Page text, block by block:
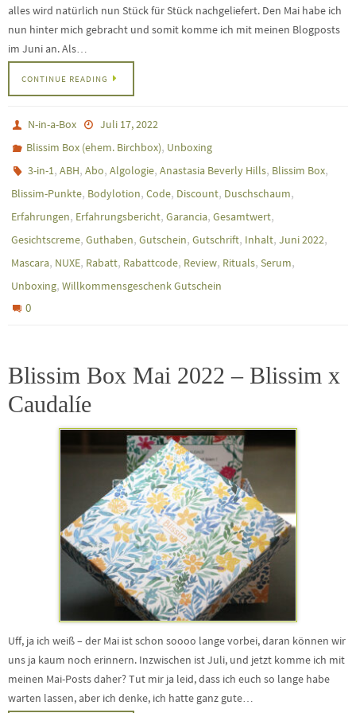
alles wird natürlich nun Stück für Stück nachgeliefert. Den Mai habe ich
nun hinter mich gebracht und somit komme ich mit meinen Blogposts
im Juni an. Als…
CONTINUE READING
N-in-a-Box
Juli 17, 2022
Blissim Box (ehem. Birchbox), Unboxing
3-in-1,ABH,Abo,Algologie,Anastasia Beverly Hills, Blissim Box,
Blissim-Punkte, Bodylotion, Code, Discount, Duschschaum,
Erfahrungen, Erfahrungsbericht, Garancia, Gesamtwert,
Gesichtscreme, Guthaben, Gutschein, Gutschrift, Inhalt, Juni 2022,
Mascara, NUXE, Rabatt, Rabattcode, Review, Rituals, Serum,
Unboxing, Willkommensgeschenk Gutschein
0
Blissim Box Mai 2022 – Blissim x
Caudalíe
Uff, ja ich weiß – der Mai ist schon soooo lange vorbei, daran können wir
uns ja kaum noch erinnern. Inzwischen ist Juli, und jetzt komme ich mit
meinen Mai-Posts daher? Tut mir ja leid, dass ich euch so lange habe
warten lassen, aber ich denke, ich hatte ganz gute…